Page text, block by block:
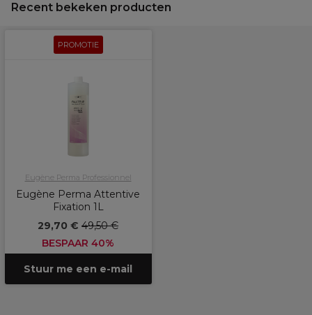
Recent bekeken producten
PROMOTIE
Eugène Perma Professionnel
Eugène Perma Attentive
Fixation 1L
29,70 € 49,50 €
BESPAAR 40%
Stuur me een e-mail